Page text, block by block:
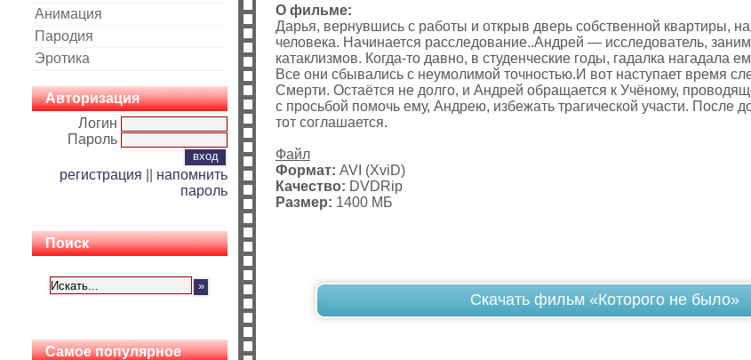
Анимация
Пародия
Эротика
Авторизация
Логин
Пароль
регистрация
напомнить
пароль
Поиск
Самое популярное
О фильме:
Дарья, вернувшись с работы и открыв дверь собственной квартиры,
человека. Начинается расследование..Андрей — исследователь,
катаклизмов. Когда-то давно, в студенческие годы, гадалка нагадала
Все они сбывались с неумолимой точностью.И вот наступает время
Смерти. Остаётся не долго, и Андрей обращается к Учёному,
с просьбой помочь ему, Андрею, избежать трагической участи. После
тот соглашается.
Файл
Формат: AVI (XviD)
Качество: DVDRip
Размер: 1400 МБ
Скачать фильм «Которого не было»